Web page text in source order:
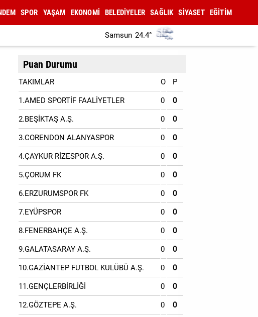
SPOR YAŞAM EKONOMİ BELEDİYELER SAĞLIK SİYASET EĞİTİM
Samsun 24.4°
Puan Durumu
TAKIMLAR O P
1.AMED SPORTİF FAALİYETLER 0 0
2.BEŞİKTAŞ A.Ş. 0 0
3.CORENDON ALANYASPOR 0 0
4.ÇAYKUR RİZESPOR A.Ş. 0 0
5.ÇORUM FK 0 0
6.ERZURUMSPOR FK 0 0
7.EYÜPSPOR 0 0
8.FENERBAHÇE A.Ş. 0 0
9.GALATASARAY A.Ş. 0 0
10.GAZİANTEP FUTBOL KULÜBÜ A.Ş. 0 0
11.GENÇLERBİRLİĞİ 0 0
12.GÖZTEPE A.Ş. 0 0